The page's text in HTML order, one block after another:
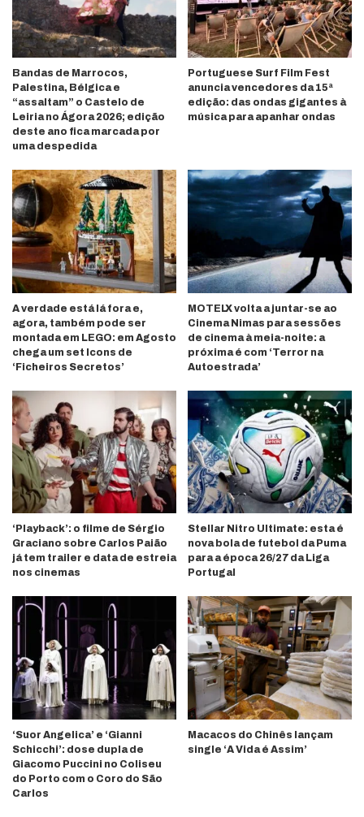
Bandas de Marrocos,
Palestina, Bélgica e
“assaltam” o Castelo de
Leiria no Ágora 2026; edição
deste ano fica marcada por
uma despedida
Portuguese Surf Film Fest
anuncia vencedores da 15ª
edição: das ondas gigantes à
música para apanhar ondas
A verdade está lá fora e,
agora, também pode ser
montada em LEGO: em Agosto
chega um set Icons de
‘Ficheiros Secretos’
MOTELX volta a juntar-se ao
Cinema Nimas para sessões
de cinema à meia-noite: a
próxima é com ‘Terror na
Autoestrada’
‘Playback’: o filme de Sérgio
Graciano sobre Carlos Paião
já tem trailer e data de estreia
nos cinemas
Stellar Nitro Ultimate: esta é
nova bola de futebol da Puma
para a época 26/27 da Liga
Portugal
‘Suor Angelica’ e ‘Gianni
Schicchi’: dose dupla de
Giacomo Puccini no Coliseu
do Porto com o Coro do São
Carlos
Macacos do Chinês lançam
single ‘A Vida é Assim’